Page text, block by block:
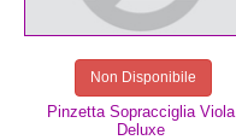
Pinzetta Sopracciglia Viola
Deluxe
Non Disponibile